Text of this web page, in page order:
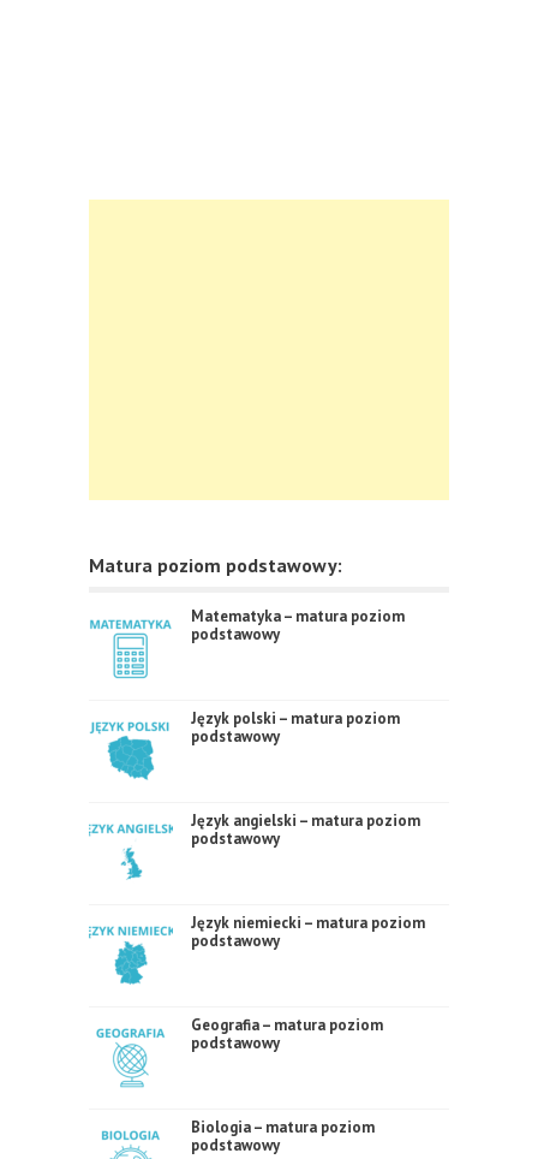
Matura poziom podstawowy:
Matematyka – matura poziom
podstawowy
Język polski – matura poziom
podstawowy
Język angielski – matura poziom
podstawowy
Język niemiecki – matura poziom
podstawowy
Geografia – matura poziom
podstawowy
Biologia – matura poziom
podstawowy